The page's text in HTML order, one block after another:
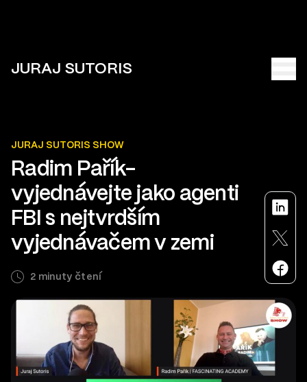
JURAJ SUTORIS
JURAJ SUTORIS SHOW
Radim Pařík-
vyjednávejte jako agenti
FBI s nejtvrdším
vyjednávačem v zemi
2 minuty čtení